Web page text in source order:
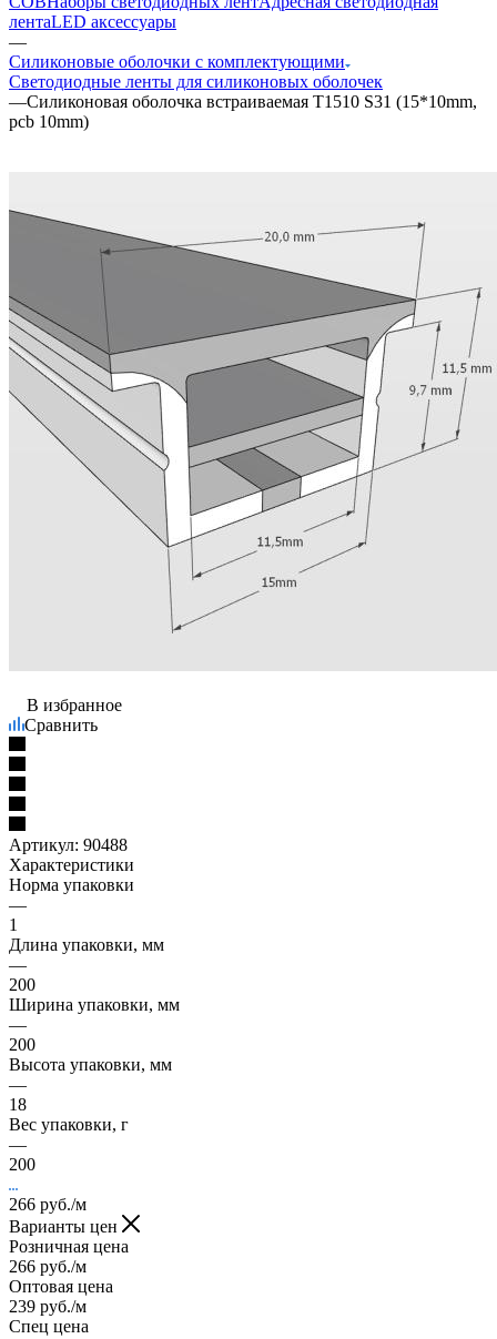
лентаLED аксессуары
—
Силиконовые оболочки с комплектующими
Светодиодные ленты для силиконовых оболочек
—Cиликоновая оболочка встраиваемая T1510 S31 (15*10mm,
pcb 10mm)
В избранное
Сравнить
Артикул: 90488
Характеристики
Норма упаковки
—
1
Длина упаковки, мм
—
200
Ширина упаковки, мм
—
200
Высота упаковки, мм
—
18
Вес упаковки, г
—
200
266 руб./м
Варианты цен
Розничная цена
266 руб./м
Оптовая цена
239 руб./м
Спец цена